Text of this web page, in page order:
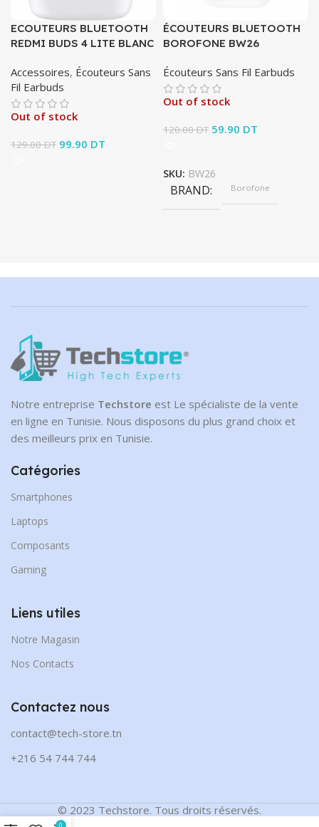
ECOUTEURS BLUETOOTH
REDMI BUDS 4 LITE BLANC
Accessoires, Écouteurs Sans
Fil Earbuds
Out of stock
129.00DT Le prix initial était :
99.90 DT
ÉCOUTEURS BLUETOOTH
BOROFONE BW26
Écouteurs Sans Fil Earbuds
Out of stock
120.00DT Le prix initial était :
59.90 DT
SKU: BW26
BRAND Borofone
Notre entreprise Techstore est Le spécialiste de la vente
en ligne en Tunisie. Nous disposons du plus grand choix et
des meilleurs prix en Tunisie.
Catégories
Smartphones
Laptops
Composants
Gaming
Liens utiles
Notre Magasin
Nos Contacts
Contactez nous
contact@tech-store.tn
+216 54 744 744
© 2023 Techstore. Tous droits réservés.